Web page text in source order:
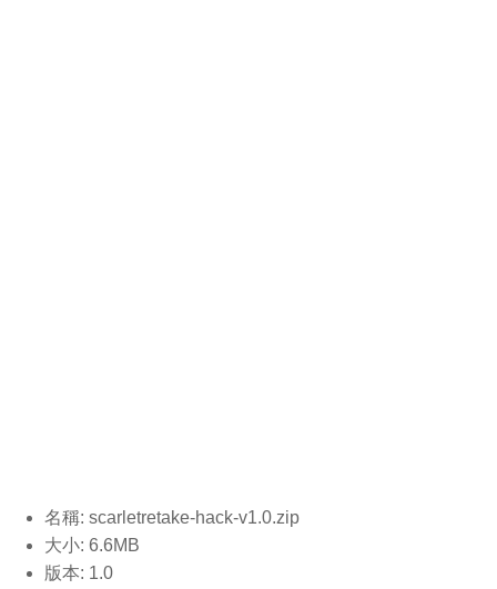
名稱: scarletretake-hack-v1.0.zip
大小: 6.6MB
版本: 1.0